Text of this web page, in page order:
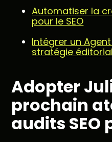
Automatiser la
pour le SEO
Intégrer un
stratégie
Adopter
prochain
audits